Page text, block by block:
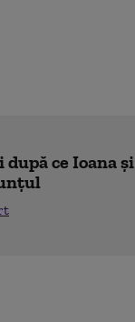
ce Ioana și